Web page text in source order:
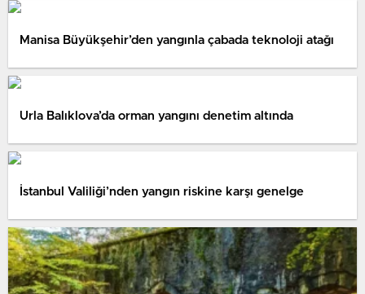
Manisa Büyükşehir’den yangınla çabada teknoloji atağı
Urla Balıklova’da orman yangını denetim altında
İstanbul Valiliği’nden yangın riskine karşı genelge